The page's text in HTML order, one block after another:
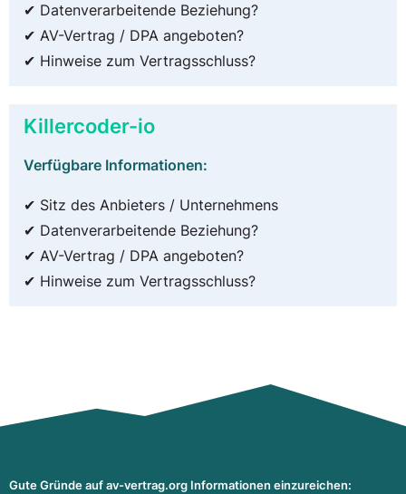
✔ Datenverarbeitende Beziehung?
✔ AV-Vertrag / DPA angeboten?
✔ Hinweise zum Vertragsschluss?
Killercoder-io
Verfügbare Informationen:
✔ Sitz des Anbieters / Unternehmens
✔ Datenverarbeitende Beziehung?
✔ AV-Vertrag / DPA angeboten?
✔ Hinweise zum Vertragsschluss?
Gute Gründe auf av-vertrag.org Informationen einzureichen: